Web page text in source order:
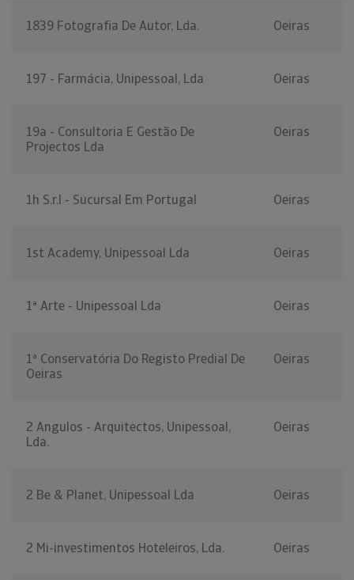
1839 Fotografia De Autor, Lda. Oeiras
197 - Farmácia, Unipessoal, Lda Oeiras
19a - Consultoria E Gestão De
Projectos Lda
Oeiras
1h S.r.l - Sucursal Em Portugal Oeiras
1st Academy, Unipessoal Lda Oeiras
1ª Arte - Unipessoal Lda Oeiras
1ª Conservatória Do Registo Predial De
Oeiras
Oeiras
2 Angulos - Arquitectos, Unipessoal,
Lda.
Oeiras
2 Be & Planet, Unipessoal Lda Oeiras
2 Mi-investimentos Hoteleiros, Lda. Oeiras